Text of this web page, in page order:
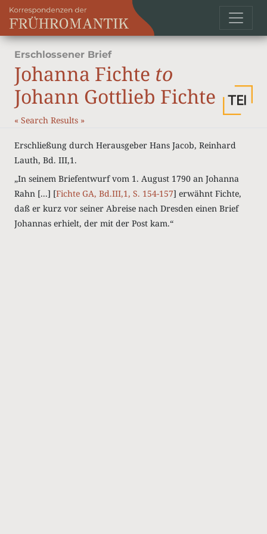
Erschlossener Brief
Johanna Fichte to
Johann Gottlieb Fichte
« Search Results »
Erschließung durch Herausgeber Hans Jacob, Reinhard
Lauth, Bd. III,1.
„In seinem Briefentwurf vom 1. August 1790 an Johanna
Rahn [...] [Fichte GA, Bd.III,1, S. 154-157] erwähnt Fichte,
daß er kurz vor seiner Abreise nach Dresden einen Brief
Johannas erhielt, der mit der Post kam.“